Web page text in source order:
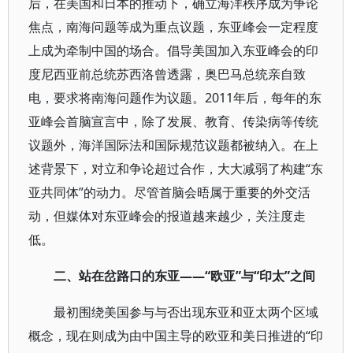
焦点，南海问题等成为重点议题，东亚峰会一定程度
上成为牵制中国的场合。倡导美国加入东亚峰会的印
度尼西亚前总统苏西洛曾透露，奥巴马总统亲自致
电，要求将南海问题作为议题。2011年后，每年的东
亚峰会首脑宣言中，除了发展、教育、传染病等传统
议题外，海洋国际法和国际规范议题都被纳入。在上
述背景下，对立和争论超过合作，大大减弱了构建“东
亚共同体”的动力。尽管首脑会晤属于重要的外交活
动，但媒体对东亚峰会的报道越来越少，关注度走
低。
二、站在岔路口的东亚——“欧亚”与“印太”之间
最初围绕美国参与与否出现东亚和亚太两个区域
概念，现在则成为由中国主导的欧亚和美日推进的“印